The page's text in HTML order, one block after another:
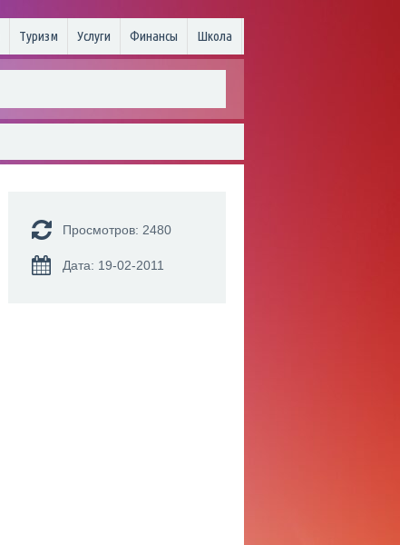
Туризм Услуги Финансы Школа
Просмотров: 2480
Дата: 19-02-2011